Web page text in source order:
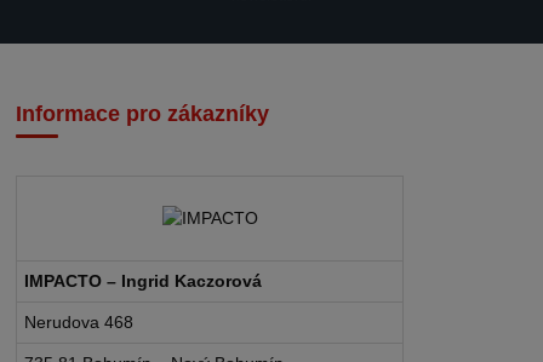
Informace pro zákazníky
IMPACTO – Ingrid Kaczorová
Nerudova 468